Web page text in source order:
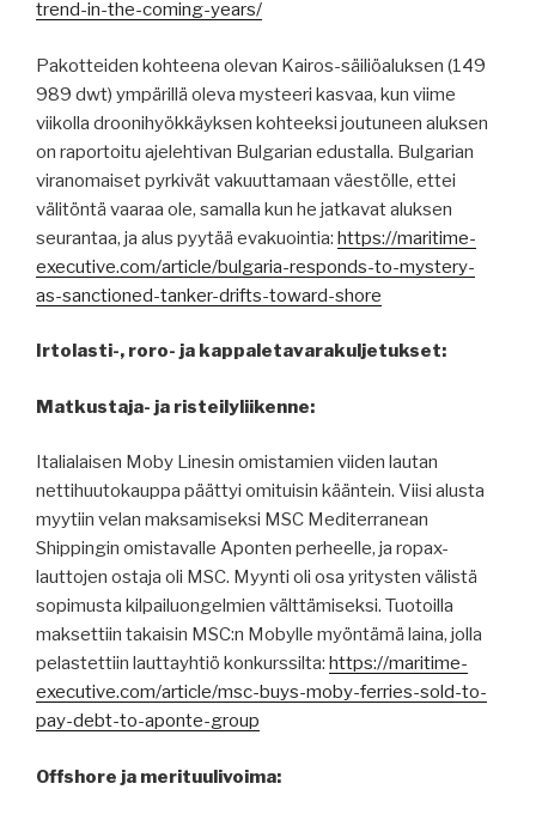
trend-in-the-coming-years/
Pakotteiden kohteena olevan Kairos-säiliöaluksen (149
989 dwt) ympärillä oleva mysteeri kasvaa, kun viime
viikolla droonihyökkäyksen kohteeksi joutuneen aluksen
on raportoitu ajelehtivan Bulgarian edustalla. Bulgarian
viranomaiset pyrkivät vakuuttamaan väestölle, ettei
välitöntä vaaraa ole, samalla kun he jatkavat aluksen
seurantaa, ja alus pyytää evakuointia: https://maritime-
executive.com/article/bulgaria-responds-to-mystery-
as-sanctioned-tanker-drifts-toward-shore
Irtolasti-, roro- ja kappaletavarakuljetukset:
Matkustaja- ja risteilyliikenne:
Italialaisen Moby Linesin omistamien viiden lautan
nettihuutokauppa päättyi omituisin kääntein. Viisi alusta
myytiin velan maksamiseksi MSC Mediterranean
Shippingin omistavalle Aponten perheelle, ja ropax-
lauttojen ostaja oli MSC. Myynti oli osa yritysten välistä
sopimusta kilpailuongelmien välttämiseksi. Tuotoilla
maksettiin takaisin MSC:n Mobylle myöntämä laina, jolla
pelastettiin lauttayhtiö konkurssilta: https://maritime-
executive.com/article/msc-buys-moby-ferries-sold-to-
pay-debt-to-aponte-group
Offshore ja merituulivoima: